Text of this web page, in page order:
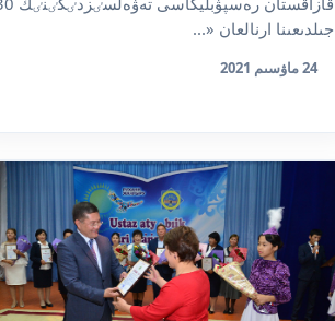
جىلدىعىنا ارنالعان «...
24 ماۋسىم 2021